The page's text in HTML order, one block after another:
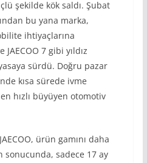
şekilde kök saldı. Şubat
bu yana marka,
ihtiyaçlarına
7 gibi yıldız
sürdü. Doğru pazar
kısa sürede ivme
hızlı büyüyen otomotiv
ürün gamını daha
sonucunda, sadece 17 ay